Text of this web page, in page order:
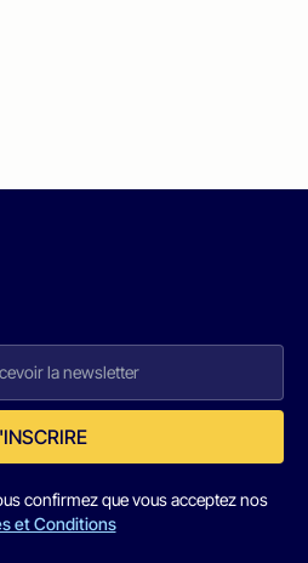
confirmez que vous acceptez nos
et Conditions